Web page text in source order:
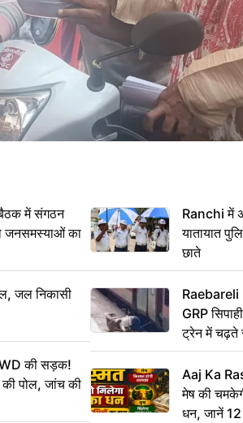
में संगठन
जनसमस्याओं का
जल निकासी
की सड़क!
की पोल, जांच की
Ranchi में
यातायात
छाते
Raebareli
GRP
ट्रेन में चढ़ते
CCTV में
Aaj Ka
मेष की
धन, जानें 12